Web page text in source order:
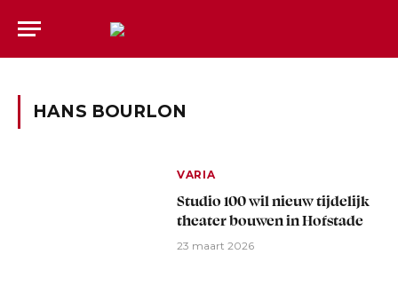
HANS BOURLON
VARIA
Studio 100 wil nieuw tijdelijk
theater bouwen in Hofstade
23 maart 2026